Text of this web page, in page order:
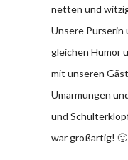
netten und
Unsere Purserin
gleichen Humor
mit unseren
Umarmungen
und
war großartig! 🙂